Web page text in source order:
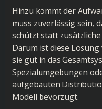
Hinzu kommt der
muss zuverlässig sein,
schützt statt
Darum ist diese
sie gut in das
Spezialumgebungen
aufgebauten
Modell bevorzugt.